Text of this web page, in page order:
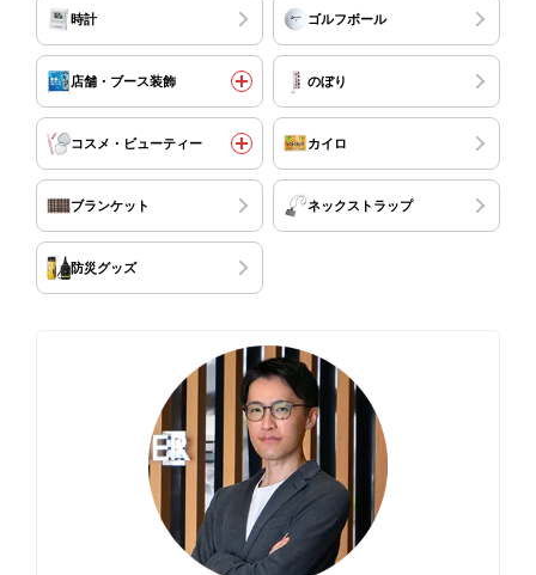
時計 ゴルフボール
店舗・ブース装飾 のぼり
コスメ・ビューティー カイロ
ブランケット ネックストラップ
防災グッズ